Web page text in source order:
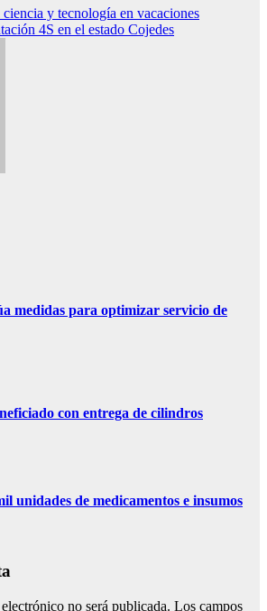
y tecnología en vacaciones
4S en el estado Cojedes
medidas para optimizar servicio de
con entrega de cilindros
unidades de medicamentos e insumos
no será publicada. Los campos